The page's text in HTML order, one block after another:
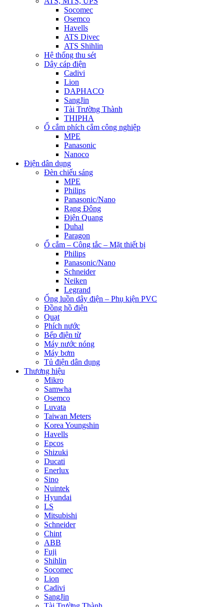
Socomec
Osemco
Havells
ATS Divec
ATS Shihlin
Hệ thống thu sét
Dây cáp điện
Cadivi
Lion
DAPHACO
SangJin
Tài Trường Thành
THIPHA
Ổ cắm phích cắm công nghiệp
MPE
Panasonic
Nanoco
Điện dân dụng
Đèn chiếu sáng
MPE
Philips
Panasonic/Nano
Rạng Đông
Điện Quang
Duhal
Paragon
Ổ cắm – Công tắc – Mặt thiết bị
Philips
Panasonic/Nano
Schneider
Neiken
Legrand
Ống luồn dây điện – Phụ kiện PVC
Đồng hồ điện
Quạt
Phích nước
Bếp điện từ
Máy nước nóng
Máy bơm
Tủ điện dân dụng
Thương hiệu
Mikro
Samwha
Osemco
Luvata
Taiwan Meters
Korea Youngshin
Havells
Epcos
Shizuki
Ducati
Enerlux
Sino
Nuintek
Hyundai
LS
Mitsubishi
Schneider
Chint
ABB
Fuji
Shihlin
Socomec
Lion
Cadivi
SangJin